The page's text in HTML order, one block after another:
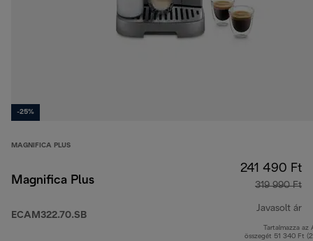
-25%
MAGNIFICA PLUS
Magnifica Plus
ECAM322.70.SB
241 490 Ft
319 990 Ft
Javasolt ár
Tartalmazza az
összegét 51 340 Ft